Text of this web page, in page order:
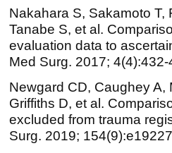
Nakahara S, Sakamoto T,
Tanabe S, et al.
evaluation data to
Med Surg. 2017;
Newgard CD, Caughey A,
Griffiths D, et al.
excluded from trauma
Surg. 2019;